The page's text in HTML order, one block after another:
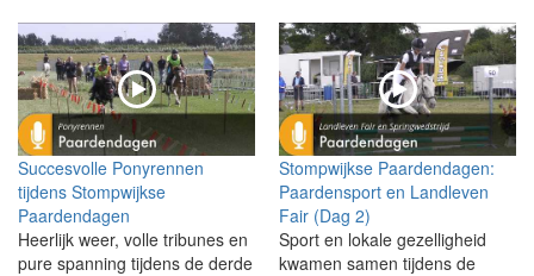
Succesvolle Ponyrennen
tijdens Stompwijkse
Paardendagen
Heerlijk weer, volle tribunes en
pure spanning tijdens de derde
Stompwijkse Paardendagen:
Paardensport en Landleven
Fair (Dag 2)
Sport en lokale gezelligheid
kwamen samen tijdens de